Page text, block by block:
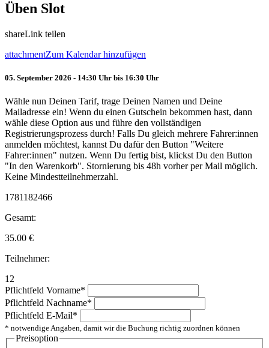
Üben Slot
shareLink teilen
attachmentZum Kalendar hinzufügen
05. September 2026 - 14:30 Uhr bis 16:30 Uhr
Wähle nun Deinen Tarif, trage Deinen Namen und Deine
Mailadresse ein! Wenn du einen Gutschein bekommen hast, dann
wähle diese Option aus und führe den vollständigen
Registrierungsprozess durch! Falls Du gleich mehrere Fahrer:innen
anmelden möchtest, kannst Du dafür den Button "Weitere
Fahrer:innen" nutzen. Wenn Du fertig bist, klickst Du den Button
"In den Warenkorb". Stornierung bis 48h vorher per Mail möglich.
Keine Mindestteilnehmerzahl.
1781182466
Gesamt:
35.00 €
Teilnehmer:
12
Pflichtfeld Vorname*
Pflichtfeld Nachname*
Pflichtfeld E-Mail*
* notwendige Angaben, damit wir die Buchung richtig zuordnen können
Preisoption